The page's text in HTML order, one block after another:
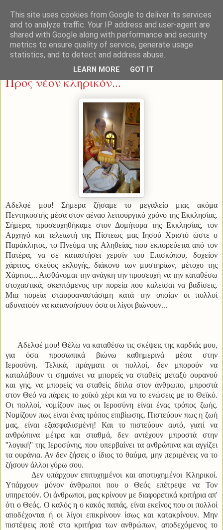
Σάββατο 27 Δεκεμβρίου 2014
Προς νέον κληρικόν...
Αδελφέ μου! Σήμερα ζήσαμε το μεγαλείο μιας ακόμα
Πεντηκοστής μέσα στον αέναο λειτουργικό χρόνο της Εκκλησίας.
Σήμερα, προσευχηθήκαμε στον Δομήτορα της Εκκλησίας, τον
Αρχηγό και τελειωτή της Πίστεως μας Ιησού Χριστό ώστε ο
Παράκλητος, το Πνεύμα της Αληθείας, που εκπορεύεται από τον
Πατέρα, να σε καταστήσει χερσίν του Επισκόπου, δοχείον
χάριτος, σκεύος εκλογής, διάκονο των μυστηρίων, μέτοχο της
Χάριτος... Αισθάνομαι την ανάγκη την προσευχή να την καταθέσω
στοχαστικά, σκεπτόμενος την πορεία που καλείσαι να βαδίσεις.
Μια πορεία σταυροαναστάσιμη κατά την οποίαν οι πολλοί
αδυνατούν να κατανοήσουν όσα οι λίγοι βιώνουν...
Αδελφέ μου! Θέλω να καταθέσω τις σκέψεις της καρδιάς μου,
για όσα προσωπικά βιώνω καθημερινά μέσα στην
Ιεροσύνη. Τελικά, πράγματι οι πολλοί, δεν μπορούν να
καταλάβουν τι σημαίνει να μπορείς να σταθείς μεταξύ ουρανού
και γης, να μπορείς να σταθείς δίπλα στον άνθρωπο, μπροστά
στον Θεό να πάρεις το χοϊκό χέρι και να το ενώσεις με το Θεϊκό.
Οι πολλοί, νομίζουν πως οι Ιεροσύνη είναι ένας τρόπος ζωής.
Νομίζουν πως είναι ένας τρόπος επιβίωσης. Πιστεύουν πως η ζωή
μας, είναι εξασφαλισμένη! Και το πιστεύουν αυτό, γιατί να
ανθρώπινα μέτρα και σταθμά, δεν αντέχουν μπροστά στην
''λογική'' της Ιεροσύνης, που υπερβαίνει τα ανθρώπινα και αγγίζει
τα ουράνια. Αν δεν ζήσεις ο ίδιος το θαύμα, μην περιμένεις να το
ζήσουν άλλοι γύρω σου.
Δεν υπάρχουν επιτυχημένοι και αποτυχημένοι Κληρικοί.
Υπάρχουν μόνον άνθρωποι που ο Θεός επέτρεψε να Τον
υπηρετούν. Οι άνθρωποι, μας κρίνουν με διαφορετικά κριτήρια απ'
ότι ο Θεός. Ο καλός η ο κακός παπάς, είναι εκείνος που οι πολλοί
αποδέχονται ή οι λίγοι επικρίνουν ίσως και κατακρίνουν. Μην
πιστέψεις ποτέ στα κριτήρια των ανθρώπων, αποδεχόμενος το
This site uses cookies from Google to deliver its services
and to analyze traffic. Your IP address and user-agent are
shared with Google along with performance and security
metrics to ensure quality of service, generate usage
statistics, and to detect and address abuse.
LEARN MORE GOT IT